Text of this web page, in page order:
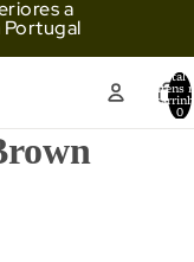
a
Total
itens
0